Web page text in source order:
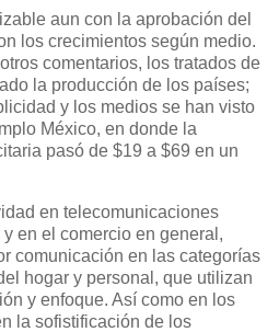
aun con la aprobación del
los crecimientos según medio.
comentarios, los tratados de
la producción de los países;
y los medios se han visto
México, en donde la
pasó de $19 a $69 en un
en telecomunicaciones
en el comercio en general,
comunicación en las categorías
hogar y personal, que utilizan
y enfoque. Así como en los
la sofistificación de los